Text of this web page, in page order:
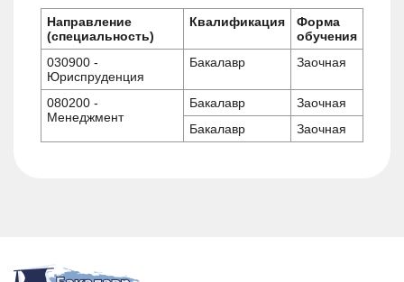
Направление
(специальность)
Квалификация
Форма
обучения
030900 -
Юриспруденция
Бакалавр Заочная
080200 -
Менеджмент
Бакалавр
Заочная
Бакалавр
Заочная